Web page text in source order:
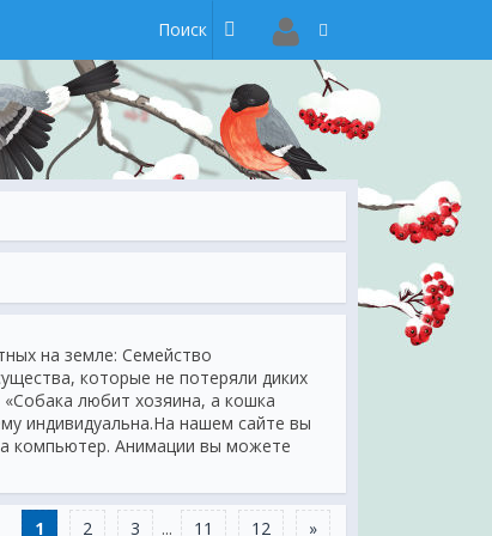
на земле: Семейство
которые не потеряли диких
«Собака любит хозяина, а кошка
индивидуальна.На нашем сайте вы
компьютер. Анимации вы можете
Для быстрого размещения,
прямо сейчас. Не стоит ждать. На
нашим сайтом прямо
1 2 3 ... 11 12 »